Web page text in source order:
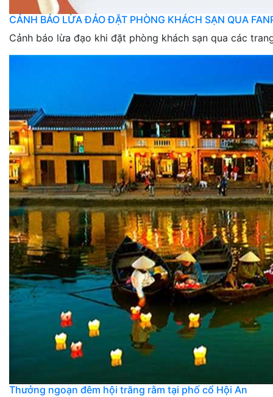
CẢNH BÁO LỪA ĐẢO ĐẶT PHÒNG KHÁCH SẠN QUA
Cảnh báo lừa đạo khi đặt phòng khách sạn qua các
Thưởng ngoạn đêm hội trăng rằm tại phố cổ Hội An